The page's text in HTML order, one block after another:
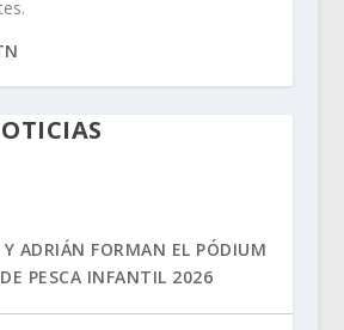
ADRIÁN FORMAN EL PÓDIUM
PESCA INFANTIL 2026